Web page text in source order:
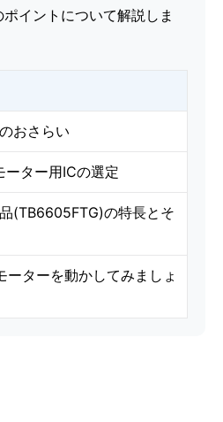
イントについて解説しま
おさらい
ーター用ICの選定
(TB6605FTG)の特長とそ
ーターを動かしてみましょ